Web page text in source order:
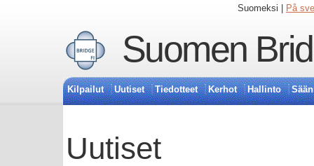
Suomeksi | På
Suomen
Kilpailut Uutiset Tiedotteet Kerhot Hallinto
Uutiset